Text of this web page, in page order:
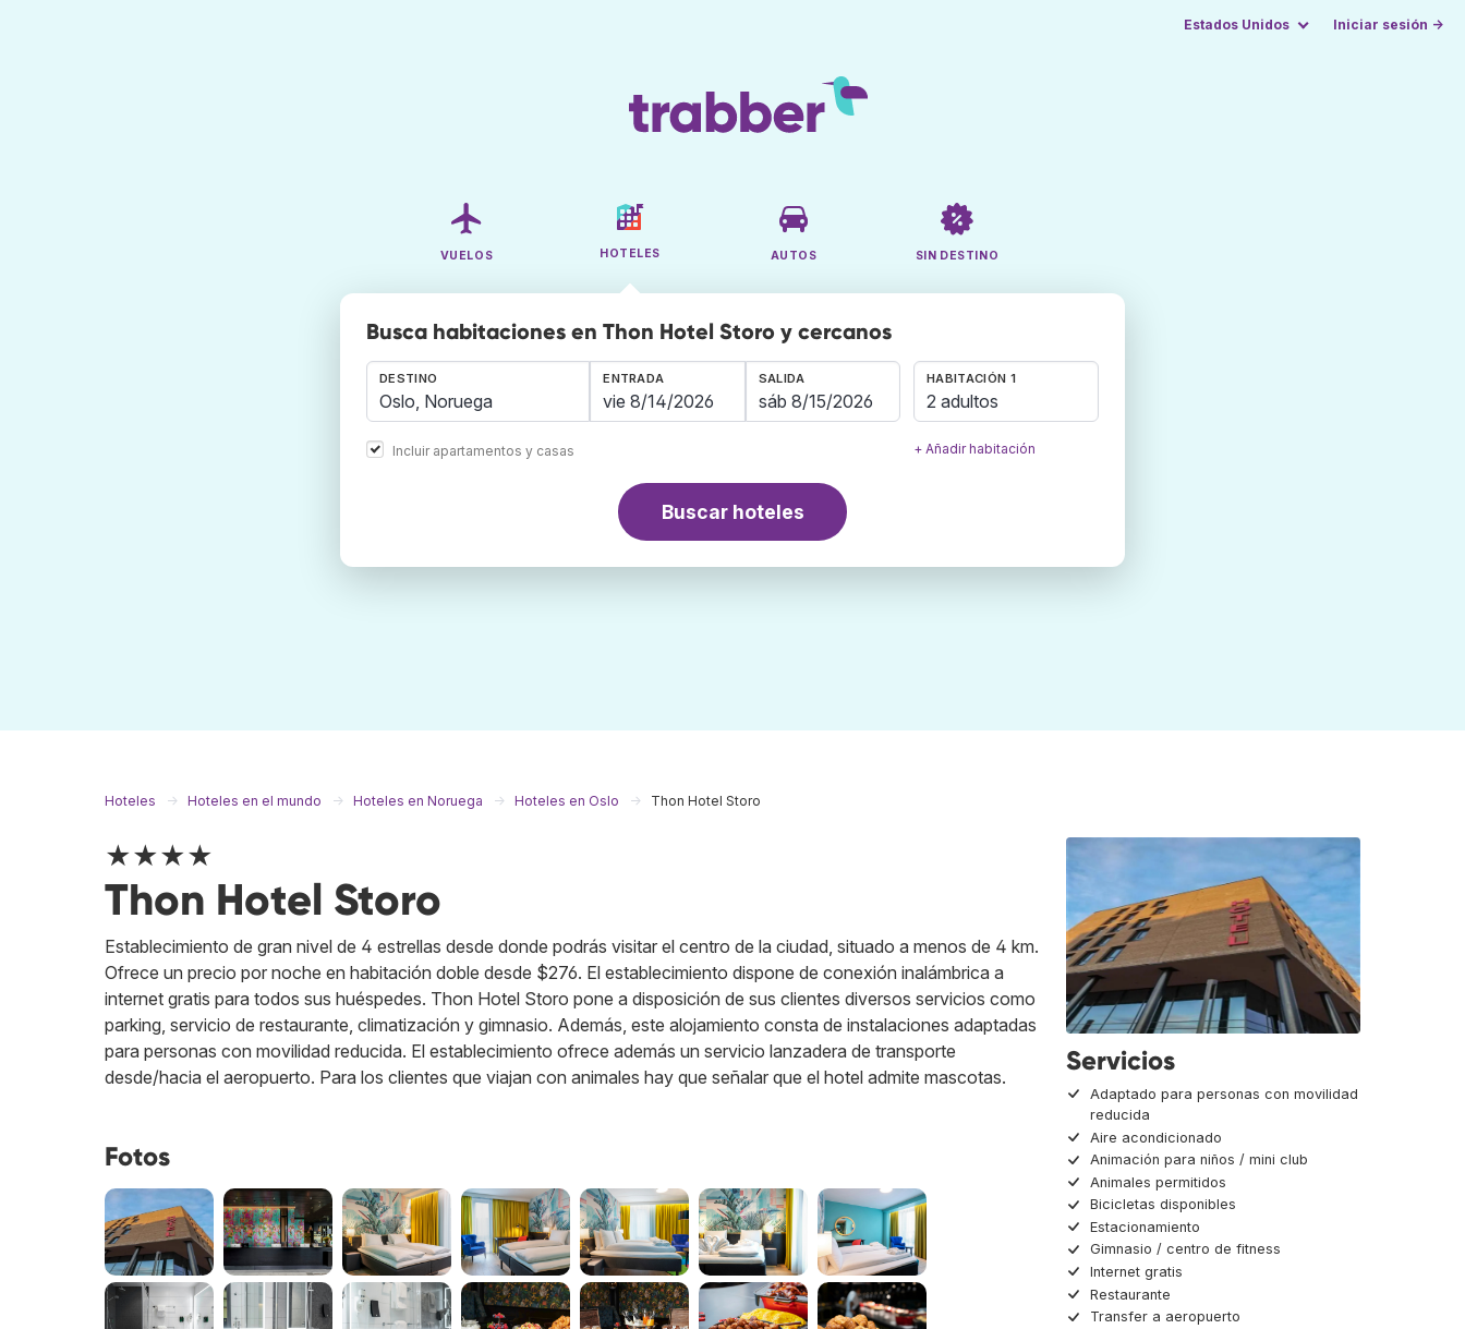
Estados Unidos Iniciar sesión →
VUELOS HOTELES AUTOS SIN DESTINO
Busca habitaciones en Thon Hotel Storo y cercanos
DESTINO
Incluir apartamentos y casas
ENTRADA SALIDA HABITACIÓN 1
2 adultos
+ Añadir habitación
Buscar hoteles
Hoteles Hoteles en el mundo Hoteles en Noruega Hoteles en Oslo Thon Hotel Storo
★★★★
Thon Hotel Storo
Establecimiento de gran nivel de 4 estrellas desde donde podrás visitar el centro de la ciudad, situado a menos de 4 km.
Ofrece un precio por noche en habitación doble desde $276. El establecimiento dispone de conexión inalámbrica a
internet gratis para todos sus huéspedes. Thon Hotel Storo pone a disposición de sus clientes diversos servicios como
parking, servicio de restaurante, climatización y gimnasio. Además, este alojamiento consta de instalaciones adaptadas
para personas con movilidad reducida. El establecimiento ofrece además un servicio lanzadera de transporte
desde/hacia el aeropuerto. Para los clientes que viajan con animales hay que señalar que el hotel admite mascotas.
Fotos
Servicios
Adaptado para personas con movilidad
reducida
Aire acondicionado
Animación para niños / mini club
Animales permitidos
Bicicletas disponibles
Estacionamiento
Gimnasio / centro de fitness
Internet gratis
Restaurante
Transfer a aeropuerto